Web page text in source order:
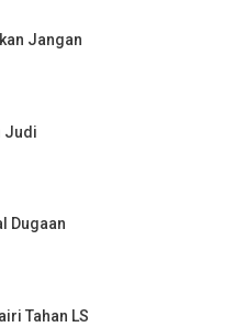
Jangan
Judi
Dugaan
Tahan LS